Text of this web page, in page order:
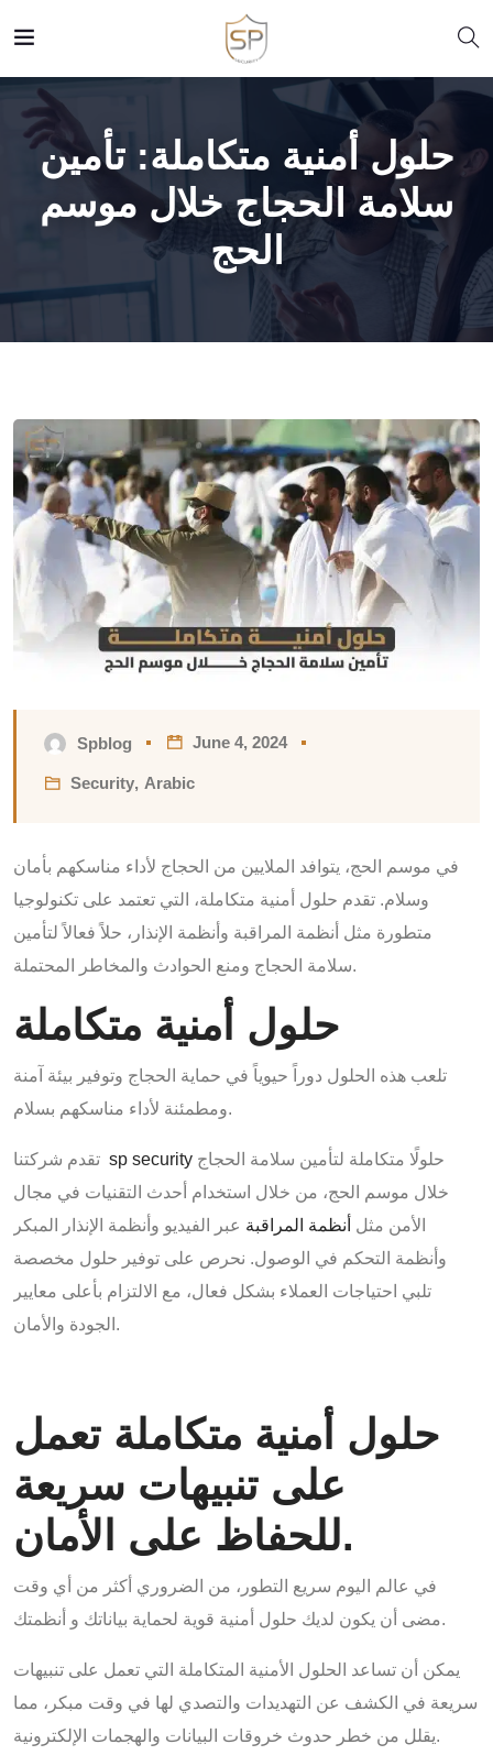
حلول أمنية متكاملة: تأمين
سلامة الحجاج خلال موسم
الحج
Spblog June 4, 2024
Security, Arabic
في موسم الحج، يتوافد الملايين من الحجاج لأداء مناسكهم بأمان
وسلام. تقدم حلول أمنية متكاملة، التي تعتمد على تكنولوجيا
متطورة مثل أنظمة المراقبة وأنظمة الإنذار، حلاً فعالاً لتأمين
سلامة الحجاج ومنع الحوادث والمخاطر المحتملة.
حلول أمنية متكاملة
تلعب هذه الحلول دوراً حيوياً في حماية الحجاج وتوفير بيئة آمنة
ومطمئنة لأداء مناسكهم بسلام.
sp security
خلال موسم الحج، من خلال استخدام أحدث التقنيات في مجال
الأمن مثل أنظمة المراقبة عبر الفيديو وأنظمة الإنذار المبكر
وأنظمة التحكم في الوصول. نحرص على توفير حلول مخصصة
تلبي احتياجات العملاء بشكل فعال، مع الالتزام بأعلى معايير
الجودة والأمان.
حلول أمنية متكاملة تعمل
على تنبيهات سريعة
للحفاظ على الأمان.
في عالم اليوم سريع التطور، من الضروري أكثر من أي وقت
مضى أن يكون لديك حلول أمنية قوية لحماية بياناتك و أنظمتك.
يمكن أن تساعد الحلول الأمنية المتكاملة التي تعمل على تنبيهات
سريعة في الكشف عن التهديدات والتصدي لها في وقت مبكر، مما
يقلل من خطر حدوث خروقات البيانات والهجمات الإلكترونية.